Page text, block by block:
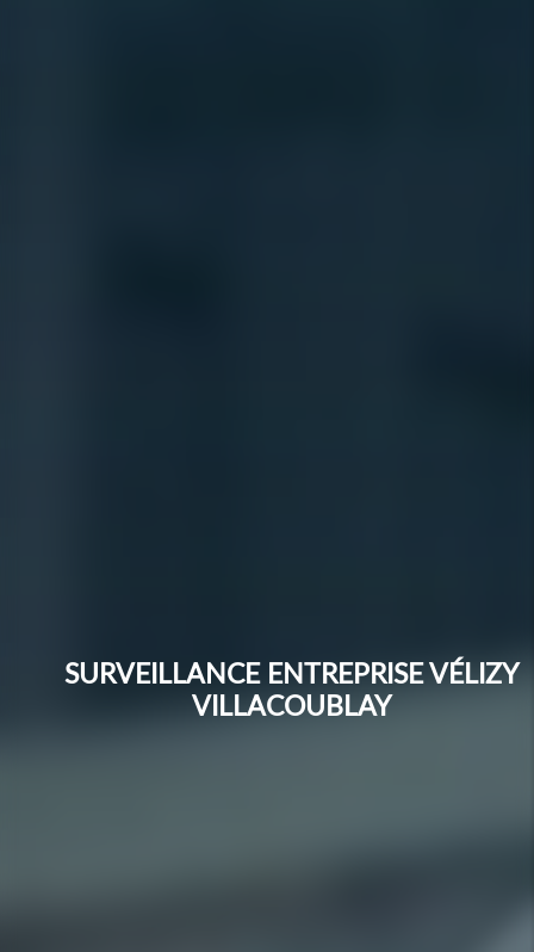
SURVEILLANCE ENTREPRISE VÉLIZY
VILLACOUBLAY